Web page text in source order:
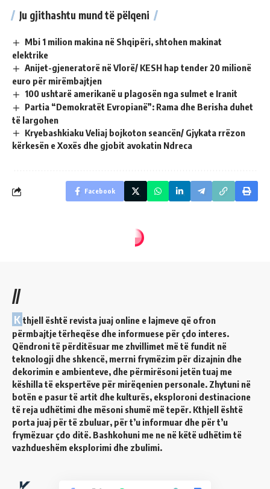
Ju gjithashtu mund të pëlqeni
Mbi 1 milion makina në Shqipëri, shtohen makinat
elektrike
Anijet-gjeneratorë në Vlorë/ KESH hap tender 20 milionë
euro për mirëmbajtjen
100 ushtarë amerikanë u plagosën nga sulmet e Iranit
Partia “Demokratët Evropianë”: Rama dhe Berisha duhet
të largohen
Kryebashkiaku Veliaj bojkoton seancën/ Gjykata rrëzon
kërkesën e Xoxës dhe gjobit avokatin Ndreca
Facebook
//
K thjell është revista juaj online e lajmeve që ofron
përmbajtje tërheqëse dhe informuese për çdo interes.
Qëndroni të përditësuar me zhvillimet më të fundit në
teknologji dhe shkencë, merrni frymëzim për dizajnin dhe
dekorimin e ambienteve, dhe përmirësoni jetën tuaj me
këshilla të ekspertëve për mirëqenien personale. Zhytuni në
botën e pasur të artit dhe kulturës, eksploroni destinacione
të reja udhëtimi dhe mësoni shumë më tepër. Kthjell është
porta juaj për të zbuluar, për t’u informuar dhe për t’u
frymëzuar çdo ditë. Bashkohuni me ne në këtë udhëtim të
vazhdueshëm eksplorimi dhe zbulimi.